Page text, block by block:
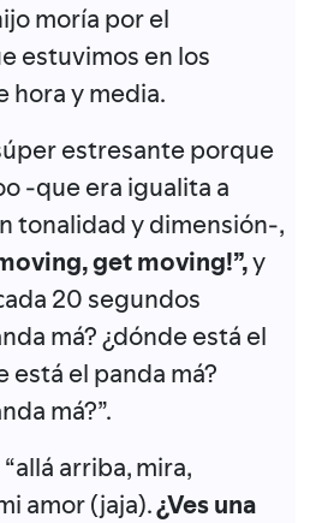
moría por el
estuvimos en los
hora y media.
estresante porque
-que era igualita a
tonalidad y dimensión-,
get moving!”,y
20 segundos
má? ¿dónde está el
está el panda má?
má?”.
arriba, mira,
amor (jaja).¿Ves una